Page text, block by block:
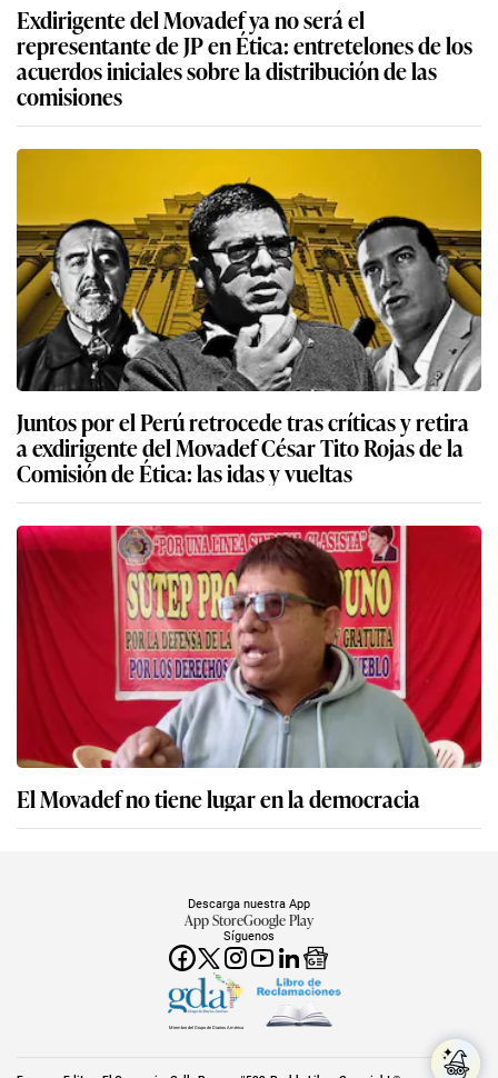
Exdirigente del Movadef ya no será el
representante de JP en Ética: entretelones de los
acuerdos iniciales sobre la distribución de las
comisiones
Juntos por el Perú retrocede tras críticas y retira
a exdirigente del Movadef César Tito Rojas de la
Comisión de Ética: las idas y vueltas
El Movadef no tiene lugar en la democracia
Síguenos
Descarga nuestra App
App StoreGoogle Play
Miembro del Grupo de Diarios América